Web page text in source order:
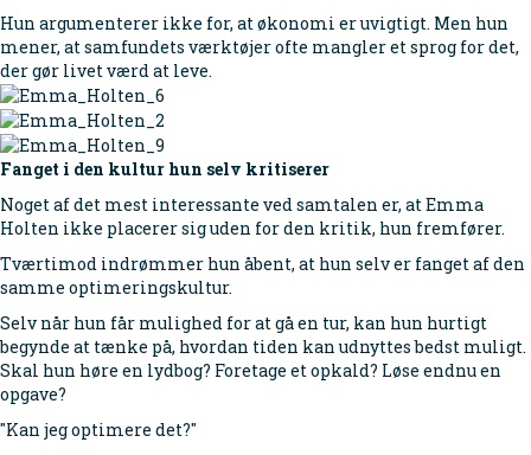
Hun argumenterer ikke for, at økonomi er uvigtigt. Men hun
mener, at samfundets værktøjer ofte mangler et sprog for det,
der gør livet værd at leve.
Fanget i den kultur hun selv kritiserer
Noget af det mest interessante ved samtalen er, at Emma
Holten ikke placerer sig uden for den kritik, hun fremfører.
Tværtimod indrømmer hun åbent, at hun selv er fanget af den
samme optimeringskultur.
Selv når hun får mulighed for at gå en tur, kan hun hurtigt
begynde at tænke på, hvordan tiden kan udnyttes bedst muligt.
Skal hun høre en lydbog? Foretage et opkald? Løse endnu en
opgave?
"Kan jeg optimere det?"